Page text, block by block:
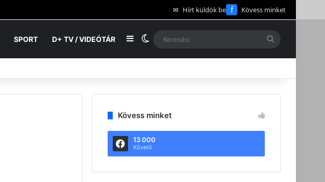
✉ Hírt küldök be f Kövess minket
SPORT D+ TV / VIDEÓTÁR OldalsávSwitch skin
Kövess minket
13 000
Követő